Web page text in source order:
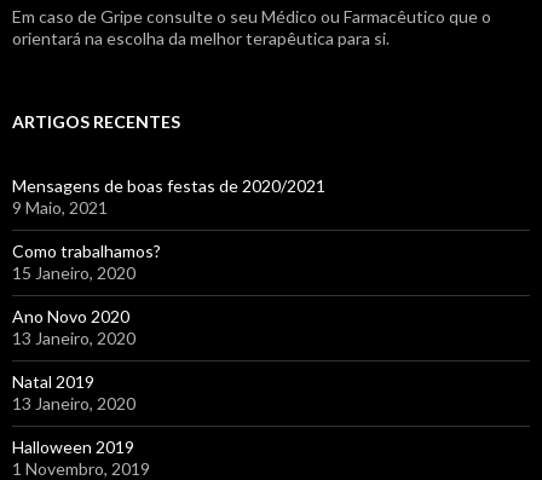
Em caso de Gripe consulte o seu Médico ou Farmacêutico que o
orientará na escolha da melhor terapêutica para si.
ARTIGOS RECENTES
Mensagens de boas festas de 2020/2021
9 Maio, 2021
Como trabalhamos?
15 Janeiro, 2020
Ano Novo 2020
13 Janeiro, 2020
Natal 2019
13 Janeiro, 2020
Halloween 2019
1 Novembro, 2019